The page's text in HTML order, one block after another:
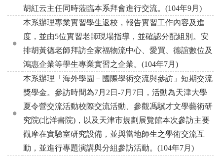
胡紅云主任同時蒞臨本系拜會進行交流。(104年9月)
本系辦理專業實習學生返校，報告實習工作內容及進
度，並由5位實習老師現場指導，並確認分配組別。安
排胡黃德老師拜訪全家福物流中心、愛買、德誼數位及
鴻惠企業等學生專業實習之企業。(104年7月)
本系辦理「海外學園－國際學術交流與參訪」短期交流
獎學金。參訪時間為7月2日-7月7日，活動為天津大學
夏令營交流活動校際交流活動、參觀馮驥才文學藝術研
究院(北洋書院)，以及天津市規劃展覽館本次參訪主要
觀摩在實驗室研究設備，並與當地師生之學術交流互
動，並進行專題演講與分組參訪活動。(104年7月)